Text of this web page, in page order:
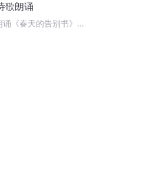
歌朗诵
诵《春天的告别书》作